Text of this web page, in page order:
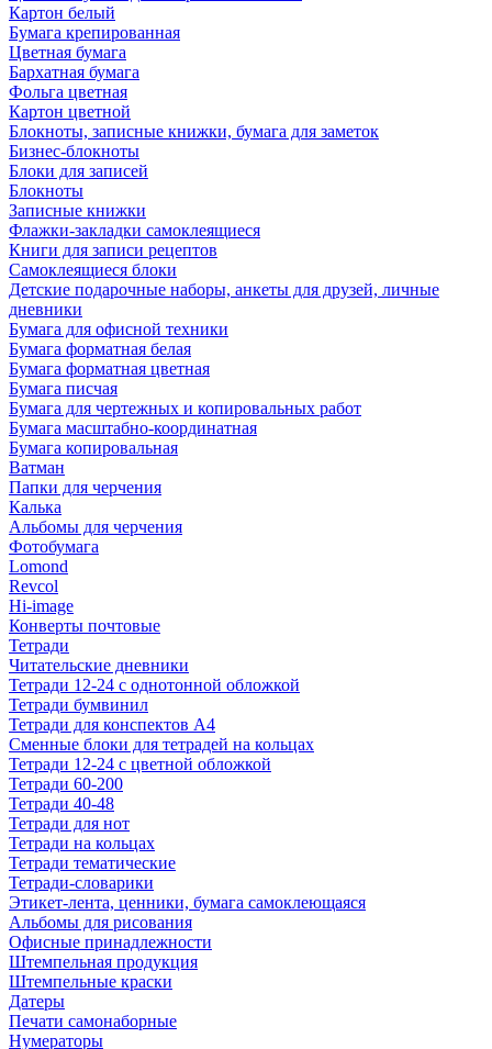
Картон белый
Бумага крепированная
Цветная бумага
Бархатная бумага
Фольга цветная
Картон цветной
Блокноты, записные книжки, бумага для заметок
Бизнес-блокноты
Блоки для записей
Блокноты
Записные книжки
Флажки-закладки самоклеящиеся
Книги для записи рецептов
Самоклеящиеся блоки
Детские подарочные наборы, анкеты для друзей, личные
дневники
Бумага для офисной техники
Бумага форматная белая
Бумага форматная цветная
Бумага писчая
Бумага для чертежных и копировальных работ
Бумага масштабно-координатная
Бумага копировальная
Ватман
Папки для черчения
Калька
Альбомы для черчения
Фотобумага
Lomond
Revcol
Hi-image
Конверты почтовые
Тетради
Читательские дневники
Тетради 12-24 с однотонной обложкой
Тетради бумвинил
Тетради для конспектов А4
Сменные блоки для тетрадей на кольцах
Тетради 12-24 с цветной обложкой
Тетради 60-200
Тетради 40-48
Тетради для нот
Тетради на кольцах
Тетради тематические
Тетради-словарики
Этикет-лента, ценники, бумага самоклеющаяся
Альбомы для рисования
Офисные принадлежности
Штемпельная продукция
Штемпельные краски
Датеры
Печати самонаборные
Нумераторы